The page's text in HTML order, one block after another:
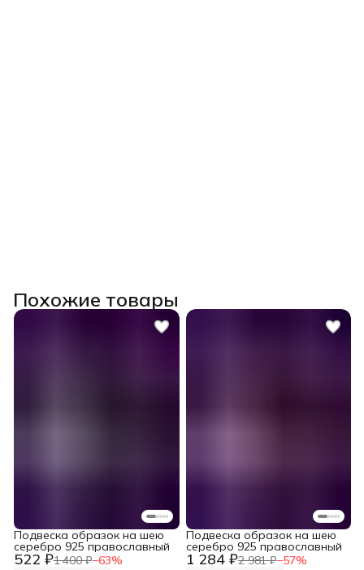
Похожие товары
522 ₽1 400 ₽−63%
Подвеска образок на шею
серебро 925 православный
1 284 ₽2 981 ₽−57%
Подвеска образок на шею
серебро 925 православный